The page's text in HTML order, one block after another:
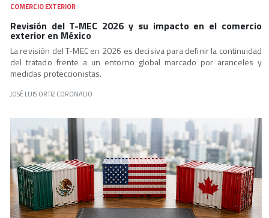
COMERCIO EXTERIOR
Revisión del T-MEC 2026 y su impacto en el comercio
exterior en México
La revisión del T-MEC en 2026 es decisiva para definir la continuidad
del tratado frente a un entorno global marcado por aranceles y
medidas proteccionistas.
JOSÉ LUIS ORTIZ CORONADO